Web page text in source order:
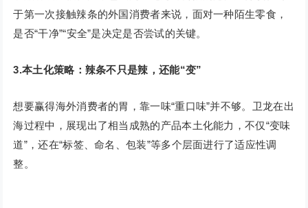
于第一次接触辣条的外国消费者来说，面对一种陌生零食，
是否“干净”“安全”是决定是否尝试的关键。
3.本土化策略：辣条不只是辣，还能“变”
想要赢得海外消费者的胃，靠一味“重口味”并不够。卫龙在出
海过程中，展现出了相当成熟的产品本土化能力，不仅“变味
道”，还在“标签、命名、包装”等多个层面进行了适应性调
整。